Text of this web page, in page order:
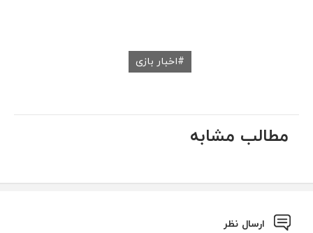
اخبار بازی
مطالب مشابه
ارسال نظر